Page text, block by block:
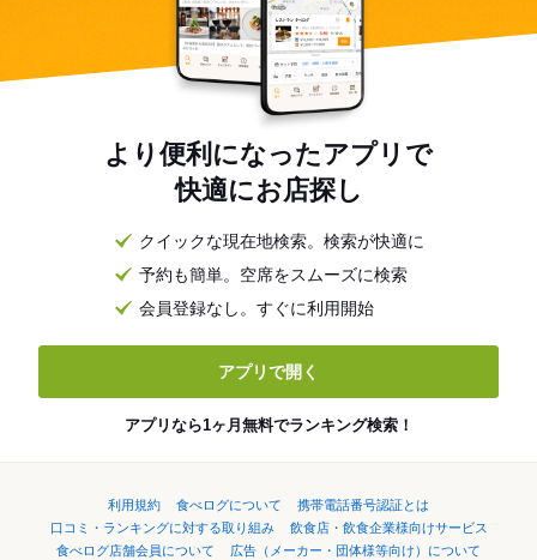
より便利になったアプリで
快適にお店探し
クイックな現在地検索。検索が快適に
予約も簡単。空席をスムーズに検索
会員登録なし。すぐに利用開始
アプリで開く
アプリなら1ヶ月無料でランキング検索！
利用規約 食べログについて
携帯電話番号認証とは
口コミ・ランキングに対する取り組み
飲食店・飲食企業様向けサービス
食べログ店舗会員について
広告（メーカー・団体様等向け）について